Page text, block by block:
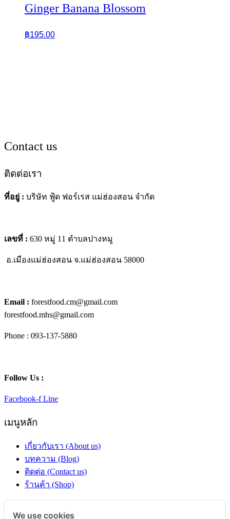
Ginger Banana Blossom
฿195.00
Contact us
ติดต่อเรา
ที่อยู่ : บริษัท ฟู้ด ฟอร์เรส แม่ฮ่องสอน จำกัด
เลขที่ : 630 หมู่ 11 ตำบลปางหมู
อ.เมืองแม่ฮ่องสอน จ.แม่ฮ่องสอน 58000
Email : forestfood.cm@gmail.com
forestfood.mhs@gmail.com
Phone : 093-137-5880
Follow Us :
Facebook-f Line
เมนูหลัก
เกี่ยวกับเรา (About us)
บทความ (Blog)
ติดต่อ (Contact us)
ร้านค้า (Shop)
We use cookies